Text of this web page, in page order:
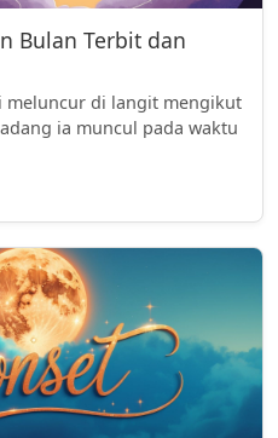
Bulan Terbit dan
meluncur di langit mengikut
ia muncul pada waktu